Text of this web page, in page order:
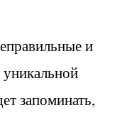
и
запоминать,